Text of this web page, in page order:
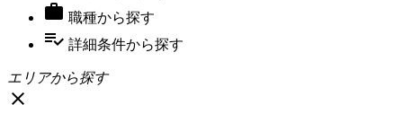
 職種から探す
playlist_add_check 詳細条件から探す
エリアから探す
close